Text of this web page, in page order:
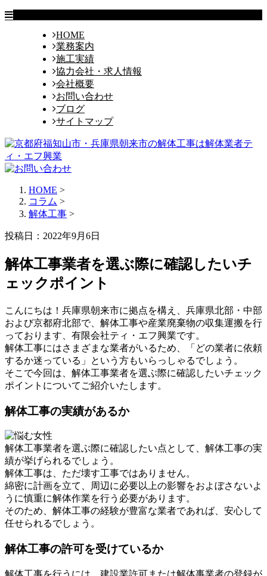
HOME
業務案内
施工実績
協力会社・求人情報
会社概要
お問い合わせ
ブログ
サイトマップ
HOME >
コラム >
解体工事 >
投稿日：2022年9月6日
解体工事業者を選ぶ際に確認したいチ
ェックポイント
こんにちは！兵庫県朝来市に拠点を構え、兵庫県北部・中部
および京都府北部で、解体工事や産業廃棄物の収集運搬を行
っております、有限会社ティ・エフ興業です。
解体工事にはさまざまな業者がいるため、「どの業者に依頼
するか迷っている」という方もいらっしゃるでしょう。
そこで今回は、解体工事業者を選ぶ際に確認したいチェック
ポイントについてご紹介いたします。
解体工事の実績があるか
解体工事業者を選ぶ際に確認したい点として、解体工事の実
績が挙げられるでしょう。
解体工事は、ただ壊す工事ではありません。
綿密に計画を立て、周辺に必要以上の影響をおよぼさないよ
うに慎重に解体作業を行う必要があります。
そのため、解体工事の経験が豊富な業者であれば、安心して
任せられるでしょう。
解体工事の許可を受けているか
解体工事を行うには、建設業許可または解体事業者の登録が